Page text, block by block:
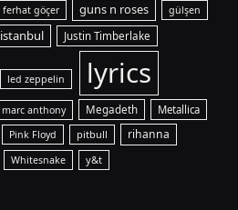
ferhat göçer guns n roses gülşen
istanbul Justin Timberlake
led zeppelin lyrics
marc anthony Megadeth
Metallica
Pink Floyd pitbull rihanna
Whitesnake y&t